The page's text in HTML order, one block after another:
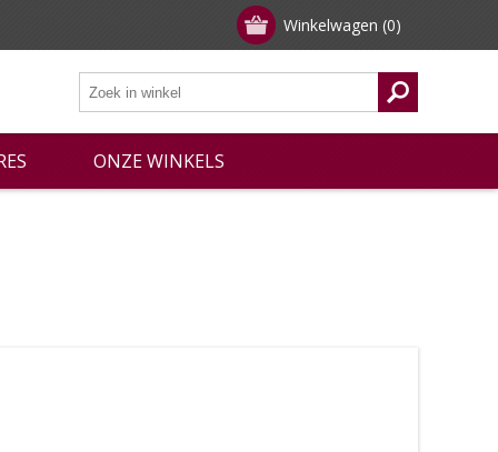
Winkelwagen (0)
ONZE WINKELS